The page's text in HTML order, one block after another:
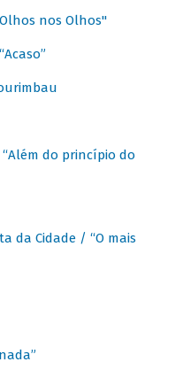
nos Olhos"
do princípio do
da Cidade / “O mais